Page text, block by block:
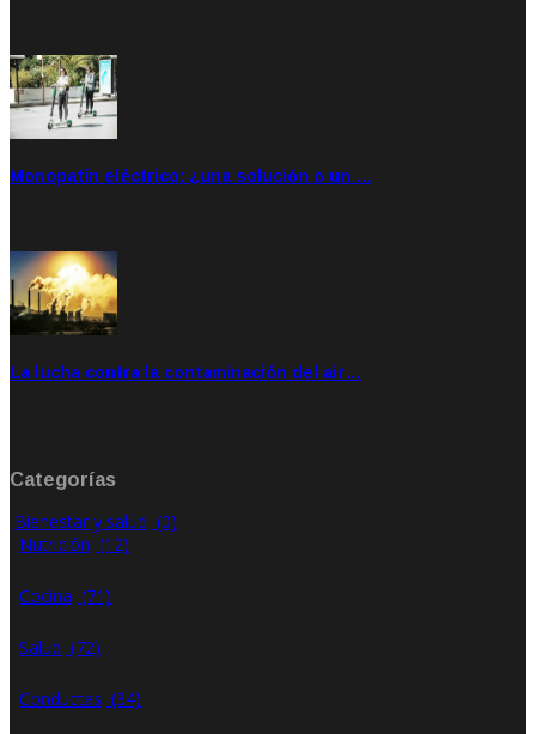
Monopatín eléctrico: ¿una solución o un …
La lucha contra la contaminación del air…
Categorías
Bienestar y salud (0)
Nutrición (12)
Cocina (71)
Salud (72)
Conductas (34)